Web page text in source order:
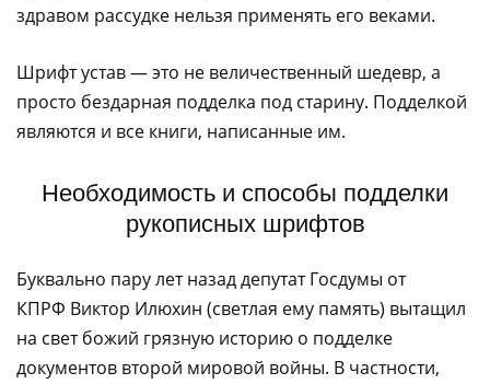
здравом рассудке нельзя применять его веками.
Шрифт устав — это не величественный шедевр, а
просто бездарная подделка под старину. Подделкой
являются и все книги, написанные им.
Необходимость и способы подделки
рукописных шрифтов
Буквально пару лет назад депутат Госдумы от
КПРФ Виктор Илюхин (светлая ему память) вытащил
на свет божий грязную историю о подделке
документов второй мировой войны. В частности,